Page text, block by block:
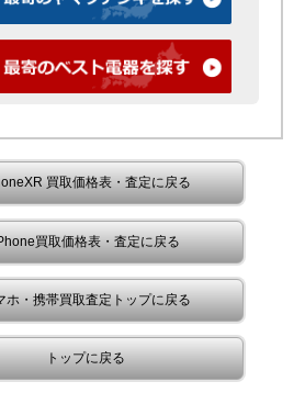
買取価格表・査定に戻る
買取価格表・査定に戻る
ホ・携帯買取査定トップに戻る
トップに戻る